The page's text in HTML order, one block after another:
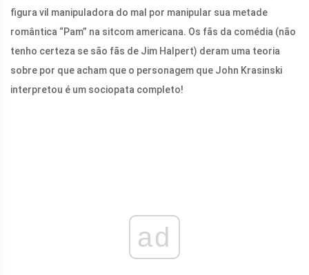
figura vil manipuladora do mal por manipular sua metade
romântica “Pam” na sitcom americana. Os fãs da comédia (não
tenho certeza se são fãs de Jim Halpert) deram uma teoria
sobre por que acham que o personagem que John Krasinski
interpretou é um sociopata completo!
ad